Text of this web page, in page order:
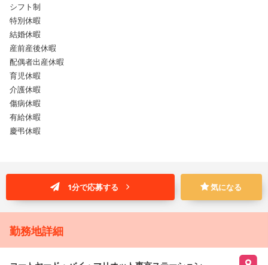
シフト制
特別休暇
結婚休暇
産前産後休暇
配偶者出産休暇
育児休暇
介護休暇
傷病休暇
有給休暇
慶弔休暇
1分で応募する 気になる
勤務地詳細